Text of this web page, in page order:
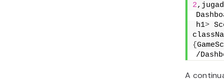
2
h1>
{
/
A